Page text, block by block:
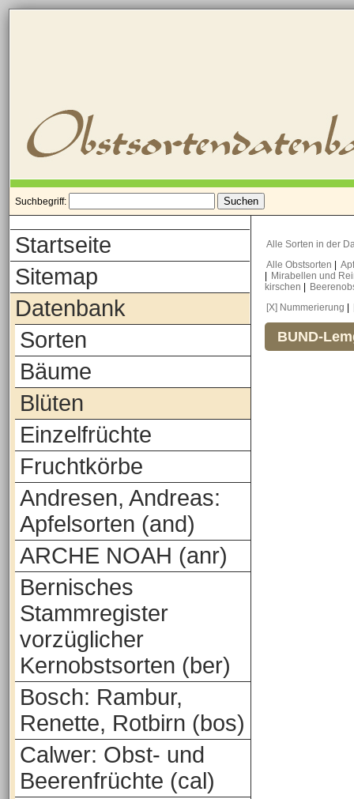
Suchbegriff:
Startseite
Sitemap
Datenbank
Sorten
Bäume
Blüten
Einzelfrüchte
Fruchtkörbe
Andresen, Andreas:
Apfelsorten (and)
ARCHE NOAH (anr)
Bernisches
Stammregister
vorzüglicher
Kernobstsorten (ber)
Bosch: Rambur,
Renette, Rotbirn (bos)
Calwer: Obst- und
Beerenfrüchte (cal)
Alle Sorten in der
Alle Obstsorten
Mirabellen und
kirschen
[X] Nummerierung
BUND-